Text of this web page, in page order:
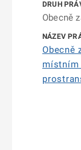
Obecně
Obecně
místním